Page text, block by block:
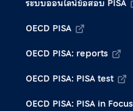
ระบบออนไลน์ข้อสอบ PISA
OECD PISA
OECD PISA: reports
OECD PISA: PISA test
OECD PISA: PISA in Focus